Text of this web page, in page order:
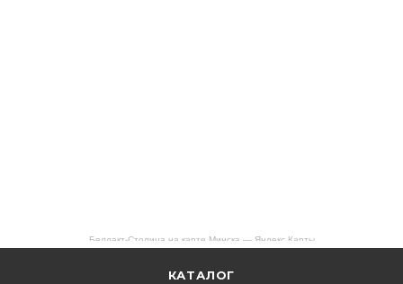
Беллакт-Столица на карте Минска — Яндекс Карты
КАТАЛОГ